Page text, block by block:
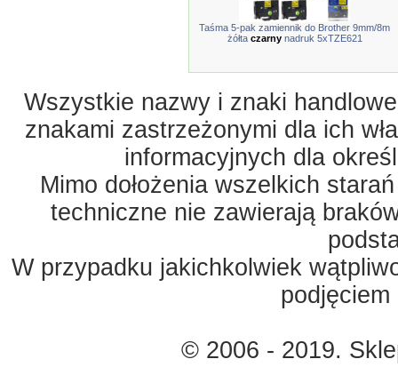
Taśma 5-pak zamiennik do Brother 9mm/8m
żółtaczarnynadruk 5xTZE621
Wszystkie nazwy i znaki
znakami zastrzeżonymi dla ich
informacyjnych dla
Mimo dołożenia wszelkich
techniczne nie zawierają
W przypadku jakichkolwiek
© 2006 - 2019.